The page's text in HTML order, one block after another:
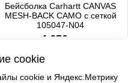
Бейсболка Carhartt CANVAS
MESH-BACK CAMO с сеткой
105047-N04
4 650 р.
cookie
cookie и Яндекс.Метрику